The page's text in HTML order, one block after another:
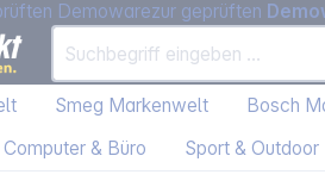
zur geprüften
Smeg Markenwelt Bosch
Computer & Büro Sport & Outdoor